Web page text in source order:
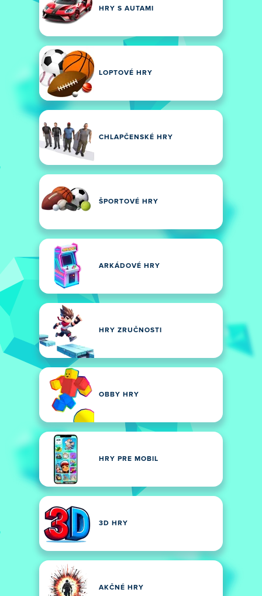
HRY S AUTAMI
LOPTOVÉ HRY
CHLAPČENSKÉ HRY
ŠPORTOVÉ HRY
ARKÁDOVÉ HRY
HRY ZRUČNOSTI
OBBY HRY
HRY PRE MOBIL
3D HRY
AKČNÉ HRY